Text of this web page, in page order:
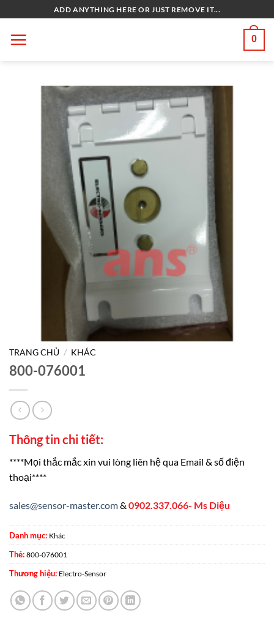
qua
nội
ADD ANYTHING HERE OR JUST REMOVE IT...
0
TRANG CHỦ / KHÁC
800-076001
Thông tin chi tiết:
****Mọi thắc mắc xin vui lòng liên hệ qua Email & số điện
thoại****
sales@sensor-master.com& 0902.337.066- Ms Diệu
Danh mục: Khác
Thẻ: 800-076001
Thương hiệu: Electro-Sensor